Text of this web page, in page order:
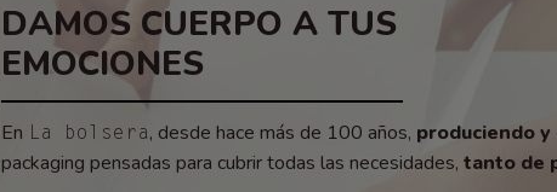
DAMOS CUERPO A TUS
EMOCIONES
En La bolsera, desde hace más de 100 años, produciendo
packaging pensadas para cubrir todas las necesidades, tanto de